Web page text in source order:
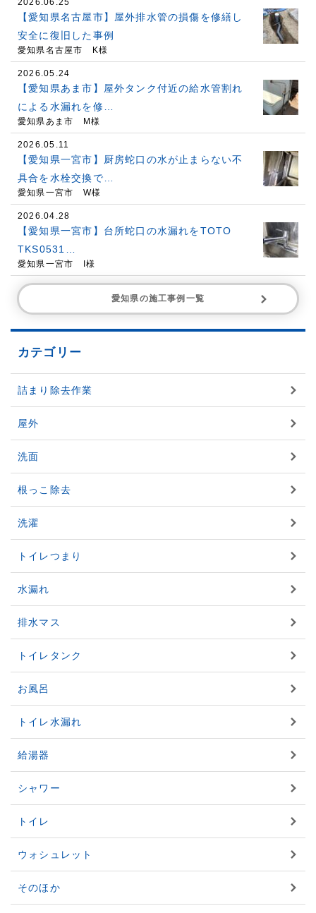
【愛知県名古屋市】屋外排水管の損傷を修繕し
安全に復旧した事例
愛知県名古屋市 K様
2026.05.24
【愛知県あま市】屋外タンク付近の給水管割れ
による水漏れを修…
愛知県あま市 M様
2026.05.11
【愛知県一宮市】厨房蛇口の水が止まらない不
具合を水栓交換で…
愛知県一宮市 W様
2026.04.28
【愛知県一宮市】台所蛇口の水漏れをTOTO
TKS0531…
愛知県一宮市 I様
愛知県の施工事例一覧
カテゴリー
詰まり除去作業
屋外
洗面
根っこ除去
洗濯
トイレつまり
水漏れ
排水マス
トイレタンク
お風呂
トイレ水漏れ
給湯器
シャワー
トイレ
ウォシュレット
そのほか